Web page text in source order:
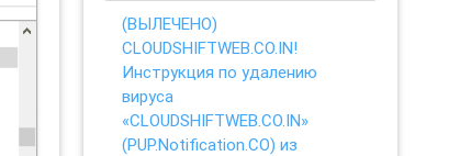
(ВЫЛЕЧЕНО)
CLOUDSHIFTWEB.CO.IN!
Инструкция по удалению
вируса
«CLOUDSHIFTWEB.CO.IN»
(PUP.Notification.CO) из